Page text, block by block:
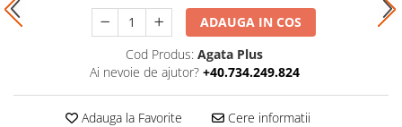
ADAUGA IN COS
Cod Produs: Agata Plus
Ai nevoie de ajutor? +40.734.249.824
Adauga la Favorite Cere informatii